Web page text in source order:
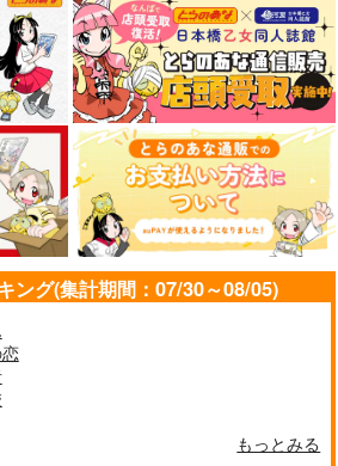
ング(集計期間：07/30～08/05)
もっとみる